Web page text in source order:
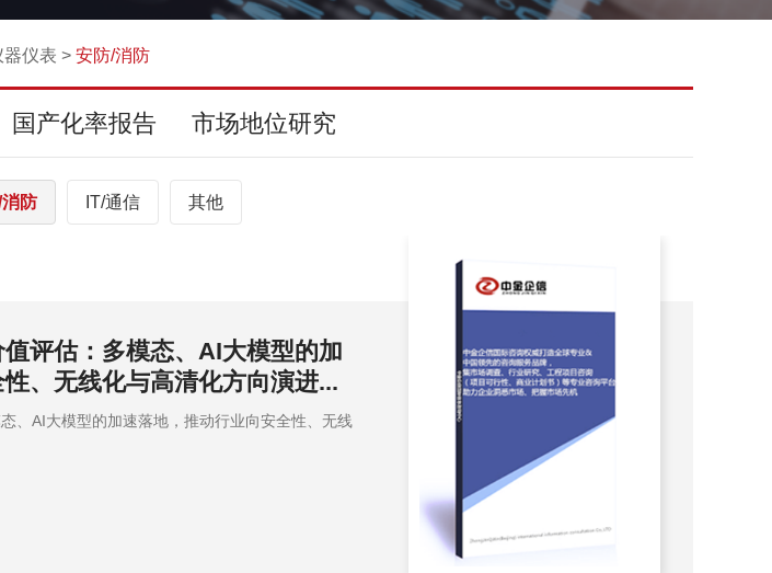
器仪表 > 安防/消防
国产化率报告 市场地位研究
防 IT/通信 其他
培训中心行业数据监测分析及运
发布
数据监测分析及运行趋势洞察报告-中金企信发布